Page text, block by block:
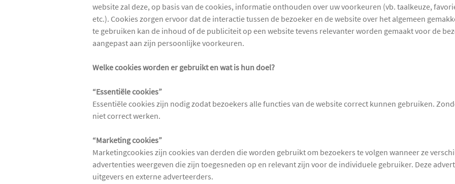
website zal deze, op basis van de cookies, informatie onthouden over uw voorkeuren (vb. taalkeuze,
etc.). Cookies zorgen ervoor dat de interactie tussen de bezoeker en de website over het algemeen
te gebruiken kan de inhoud of de publiciteit op een website tevens relevanter worden gemaakt voor de
aangepast aan zijn persoonlijke voorkeuren.
Welke cookies worden er gebruikt en wat is hun doel?
“Essentiële cookies”
Essentiële cookies zijn nodig zodat bezoekers alle functies van de website correct kunnen gebruiken.
niet correct werken.
“Marketing cookies”
Marketingcookies zijn cookies van derden die worden gebruikt om bezoekers te volgen wanneer ze
advertenties weergeven die zijn toegesneden op en relevant zijn voor de individuele gebruiker. Deze
uitgevers en externe adverteerders.